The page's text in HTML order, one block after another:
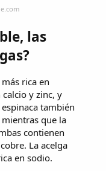
las
rica en
y zinc, y
también
que la
contienen
La acelga
en sodio.